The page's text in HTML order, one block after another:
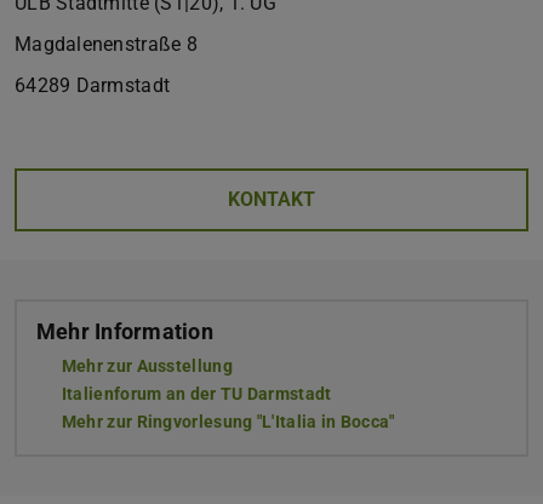
Magdalenenstraße 8
64289 Darmstadt
KONTAKT
Mehr Information
Mehr zur Ausstellung
Italienforum an der TU Darmstadt
Mehr zur Ringvorlesung "L'Italia in Bocca"